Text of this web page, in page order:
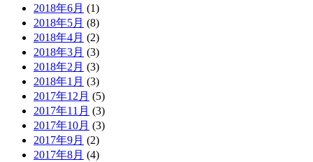
2018年6月 (1)
2018年5月 (8)
2018年4月 (2)
2018年3月 (3)
2018年2月 (3)
2018年1月 (3)
2017年12月 (5)
2017年11月 (3)
2017年10月 (3)
2017年9月 (2)
2017年8月 (4)